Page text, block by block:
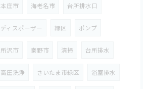
本庄市 海老名市 台所排水口
ディスポーザー 緑区 ポンプ
所沢市 秦野市 清掃 台所排水
高圧洗浄 さいたま市緑区 浴室排水